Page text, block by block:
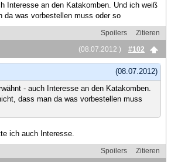
Interesse an den Katakomben. Und ich weiß
da was vorbestellen muss oder so
Spoilers
Zitieren
(08.07.2012 )
#102
(08.07.2012)
- auch Interesse an den Katakomben.
dass man da was vorbestellen muss
ich auch Interesse.
Spoilers
Zitieren